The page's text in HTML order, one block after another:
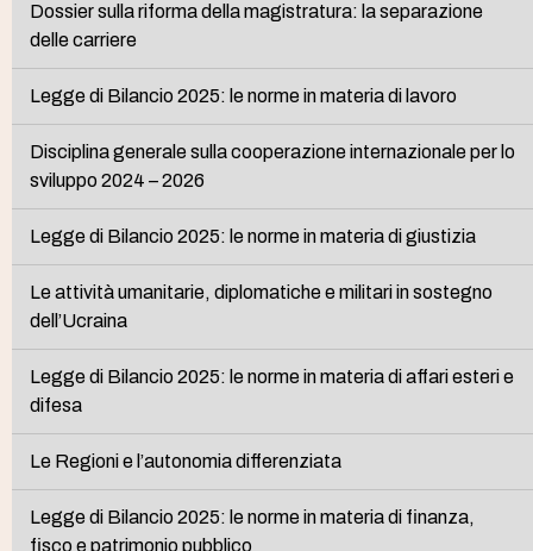
Dossier sulla riforma della magistratura: la separazione
delle carriere
Legge di Bilancio 2025: le norme in materia di lavoro
Disciplina generale sulla cooperazione internazionale per lo
sviluppo 2024 – 2026
Legge di Bilancio 2025: le norme in materia di giustizia
Le attività umanitarie, diplomatiche e militari in sostegno
dell’Ucraina
Legge di Bilancio 2025: le norme in materia di affari esteri e
difesa
Le Regioni e l’autonomia differenziata
Legge di Bilancio 2025: le norme in materia di finanza,
fisco e patrimonio pubblico